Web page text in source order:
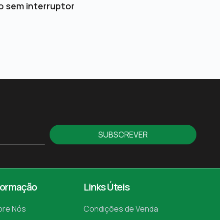
sem interruptor
SUBSCREVER
Nós
Links Úteis
Condições de Venda